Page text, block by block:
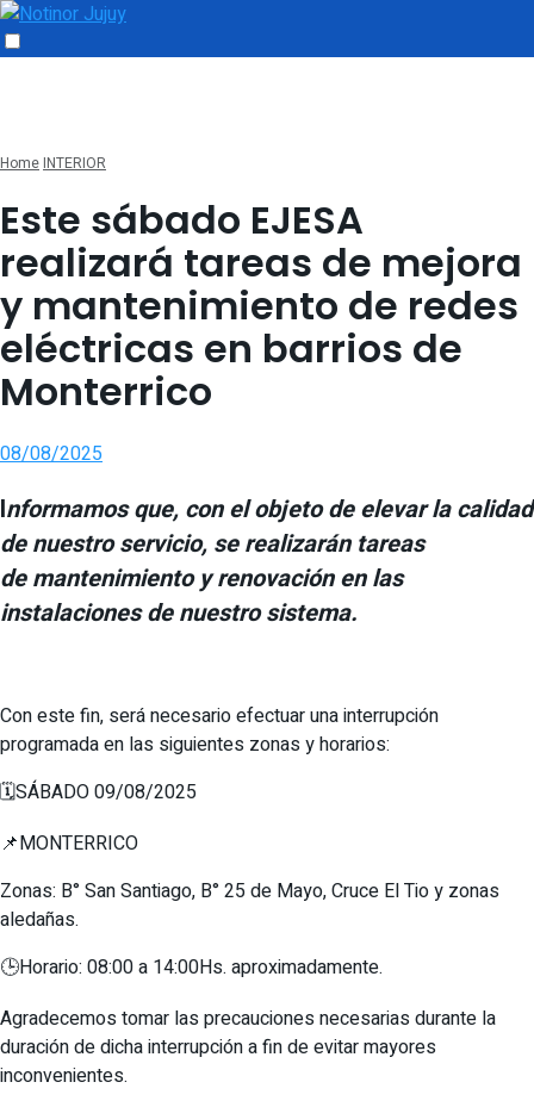
HomeINTERIOR
Este sábado EJESA
realizará tareas de mejora
y mantenimiento de redes
eléctricas en barrios de
Monterrico
08/08/2025
Informamos que, con el objeto de elevar la calidad
de nuestro servicio, se realizarán tareas
de mantenimiento y renovación en las
instalaciones de nuestro sistema.
Con este fin, será necesario efectuar una interrupción
programada en las siguientes zonas y horarios:
🗓️SÁBADO 09/08/2025
📌MONTERRICO
Zonas: B° San Santiago, B° 25 de Mayo, Cruce El Tio y zonas
aledañas.
🕒Horario: 08:00 a 14:00Hs. aproximadamente.
Agradecemos tomar las precauciones necesarias durante la
duración de dicha interrupción a fin de evitar mayores
inconvenientes.